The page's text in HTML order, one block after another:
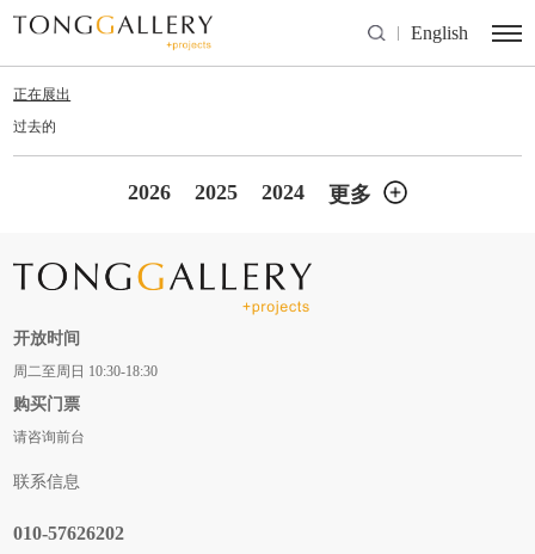
English
正在展出
过去的
2026 2025 2024 更多
开放时间
周二至周日 10:30-18:30
购买门票
请咨询前台
联系信息
010-57626202